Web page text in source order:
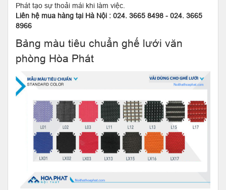
Phát tạo sự thoải mái khi làm việc.
Liên hệ mua hàng tại Hà Nội : 024. 3665 8498 - 024. 3665
8966
Bảng màu tiêu chuẩn ghế lưới văn
phòng Hòa Phát